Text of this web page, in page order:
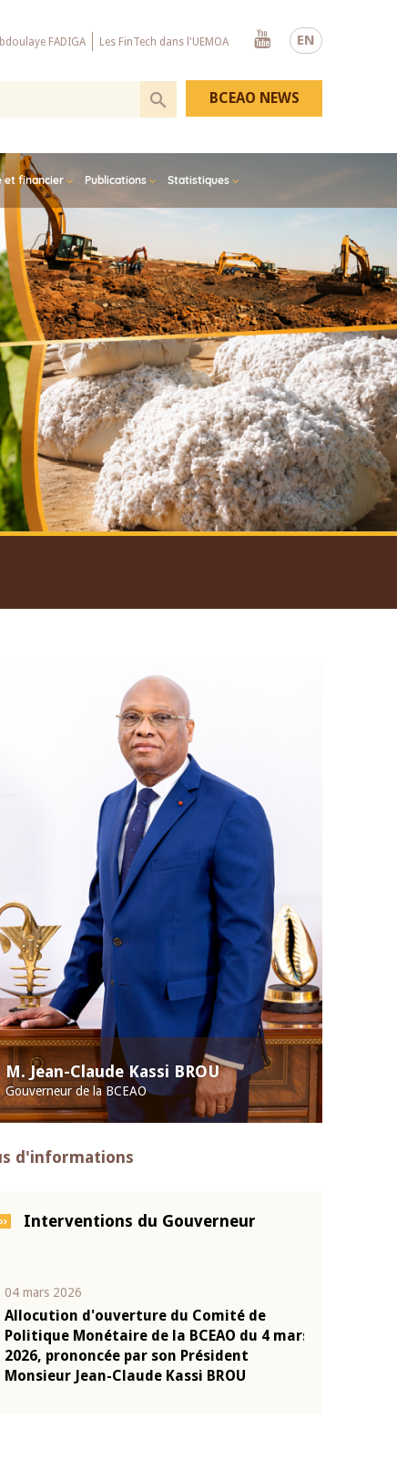
EN
FADIGA Les FinTech dans l'UEMOA
Youtube
et financier Publications Statistiques
BCEAO NEWS
M. Jean-Claude Kassi BROU
Gouverneur de la BCEAO
d'informations
Interventions du Gouverneur
04 mars 2026
Allocution d'ouverture du Comité de
Monétaire de la BCEAO du 4 mars
2026, prononcée par son Président
Monsieur Jean-Claude Kassi BROU
Claude